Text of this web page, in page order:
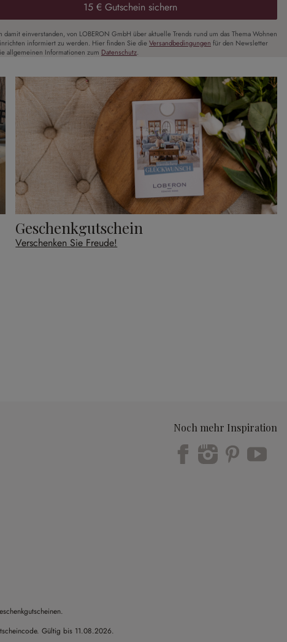
15 € Gutschein sichern
damit einverstanden, von LOBERON GmbH über aktuelle Trends rund um das Thema Wohnen
informiert zu werden. Hier finden Sie die Versandbedingungen für den Newsletter
allgemeinen Informationen zum Datenschutz.
Geschenkgutschein
Verschenken Sie Freude!
Noch mehr Inspiration
Gültig bis 11.08.2026.